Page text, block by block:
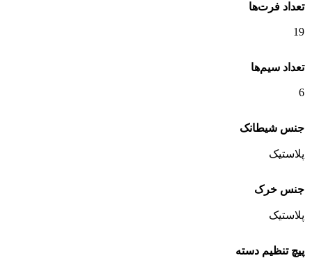
تعداد فرت‌ها
19
تعداد سیم‌ها
6
جنس شیطانک
پلاستیک
جنس خرک
پلاستیک
پیچ تنظیم دسته